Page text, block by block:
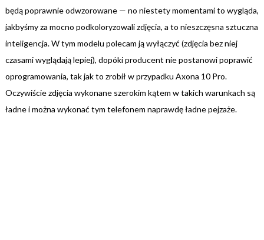
będą poprawnie odwzorowane — no niestety momentami to wygląda,
jakbyśmy za mocno podkoloryzowali zdjęcia, a to nieszczęsna sztuczna
inteligencja. W tym modelu polecam ją wyłączyć (zdjęcia bez niej
czasami wyglądają lepiej), dopóki producent nie postanowi poprawić
oprogramowania, tak jak to zrobił w przypadku Axona 10 Pro.
Oczywiście zdjęcia wykonane szerokim kątem w takich warunkach są
ładne i można wykonać tym telefonem naprawdę ładne pejzaże.